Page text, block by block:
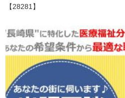
【28281】